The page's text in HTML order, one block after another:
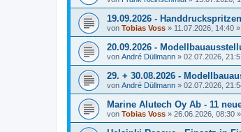
19.09.2026 -
von Tobias Voss » 11.07.2026, 14:40
20.09.2026 -
von André Düllmann » 02.07.2026,
29. + 30.08.2026 -
von André Düllmann » 02.07.2026,
Marine Alutech Oy Ab - 11
von Tobias Voss » 26.06.2026, 08:30